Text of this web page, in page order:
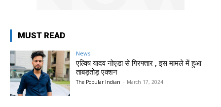
MUST READ
News
एल्विष यादव नोएडा से गिरफ्तार , इस मामले में हुआ
ताबड़तोड़ एक्शन
The Popular Indian - March 17, 2024